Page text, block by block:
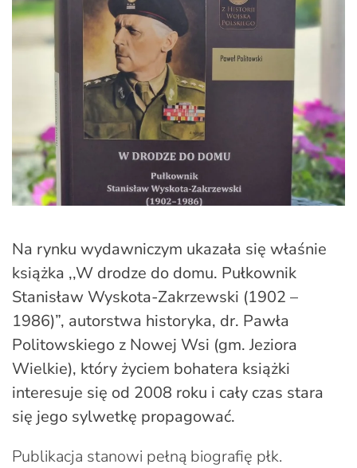
Na rynku wydawniczym ukazała się właśnie
książka ,,W drodze do domu. Pułkownik
Stanisław Wyskota-Zakrzewski (1902 –
1986)”, autorstwa historyka, dr. Pawła
Politowskiego z Nowej Wsi (gm. Jeziora
Wielkie), który życiem bohatera książki
interesuje się od 2008 roku i cały czas stara
się jego sylwetkę propagować.
Publikacja stanowi pełną biografię płk.